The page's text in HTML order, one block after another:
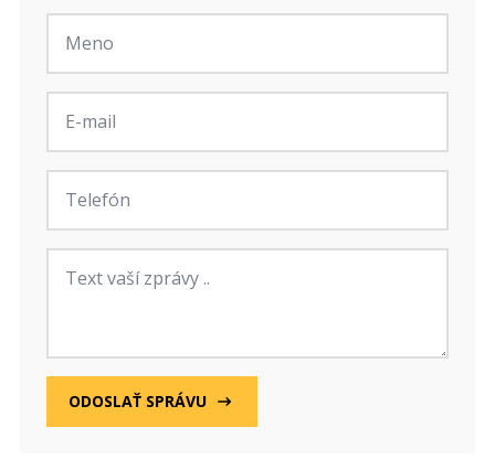
Jméno
E-
mail
Telefon
Zpráva
ODOSLAŤ SPRÁVU